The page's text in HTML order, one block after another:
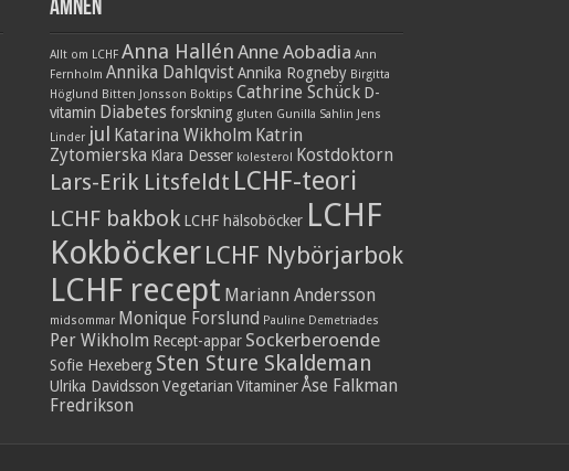
Ämnen
Allt om LCHF Anna Hallén Anne Aobadia Ann
Fernholm Annika DahlqvistAnnika Rogneby Birgitta
Höglund Bitten Jonsson Boktips Cathrine Schück D-
vitamin Diabetes forskning gluten Gunilla Sahlin Jens
Linder jul Katarina Wikholm Katrin
Zytomierska Klara Desser kolesterol Kostdoktorn
Lars-Erik Litsfeldt LCHF-teori
LCHF bakbok LCHF hälsoböcker LCHF
Kokböcker LCHF Nybörjarbok
LCHF recept Mariann Andersson
midsommar Monique Forslund Pauline Demetriades
Per Wikholm Recept-appar Sockerberoende
Sofie Hexeberg Sten Sture Skaldeman
Ulrika Davidsson Vegetarian VitaminerÅse Falkman
Fredrikson